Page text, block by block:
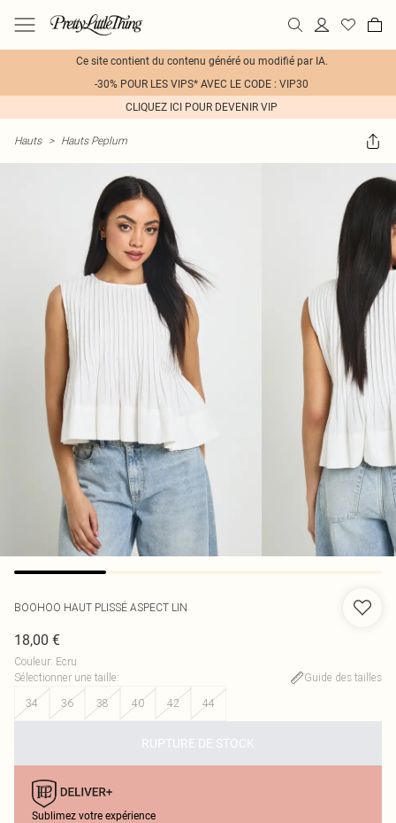
Ce site contient du contenu généré ou modifié par IA.
-30% POUR LES VIPS* AVEC LE CODE : VIP30
CLIQUEZ ICI POUR DEVENIR VIP
Hauts > Hauts Peplum
BOOHOO HAUT PLISSÉ ASPECT LIN
18,00 €
Couleur: Ecru
Sélectionner une taille:
Guide des tailles
34
36 38 40 42 44
RUPTURE DE STOCK
Sublimez votre expérience